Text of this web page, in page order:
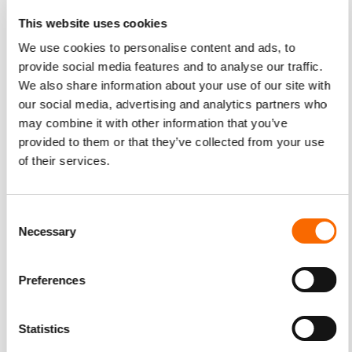
This website uses cookies
We use cookies to personalise content and ads, to
provide social media features and to analyse our traffic.
We also share information about your use of our site with
our social media, advertising and analytics partners who
may combine it with other information that you’ve
provided to them or that they’ve collected from your use
of their services.
Selection
Necessary
Preferences
Statistics
Gebruik mensen die mensen overtuigen
Een voorbeeld hiervan is YouTuber Hannah Hart die met
enorme successen precies weet hoe ze een kijker kan
inpakken. Als we haar advies moeten opvolgen is het
vooral belangrijk dat je mensen laat zien in de advertentie
die “echt” zijn. Let bij je casting dus goed op hoe natuurlijk
iemand over komt. Sterker nog, je kunt beter iemand
zichzelf is dan iemand die een Oscar zou kunnen winnen
maar verder geen connectie weet te maken met de kijker.
Muziek is waarschijnlijk het lastigste punt als het gaat om
dat rustgevende en kalmerende muziek een absolute no-go
is en het grootste deel van de kijkers gegarandeerd door